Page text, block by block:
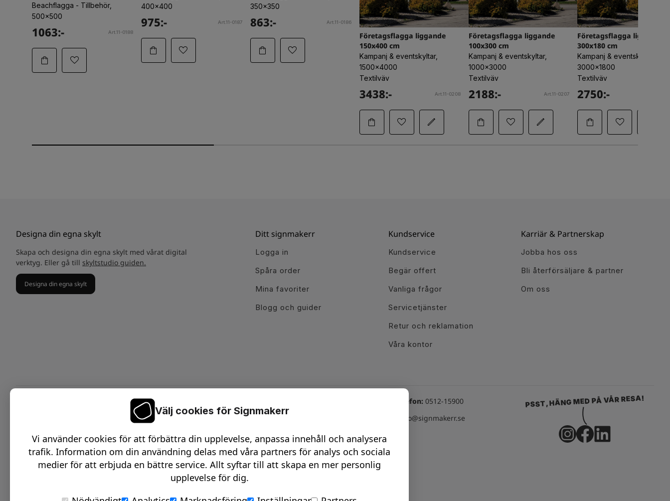
Beachflagga - Tillbehör,
500x500
1063:- Art.11-0188
400x400
975:- Art.11-0187
350x350
863:- Art.11-0186
Företagsflagga liggande
150x400 cm
Kampanj & eventskyltar,
1500x4000
Textilväv
3438:- Art.11-0208
Företagsflagga liggande
100x300 cm
Kampanj & eventskyltar,
1000x3000
Textilväv
2188:- Art.11-0207
Företagsflagga liggande
300x180 cm
Kampanj & eventskyltar,
3000x1800
Textilväv
2750:-
Designa din egna skylt
Skapa och designa din egna skylt med vårat digital
verktyg. Eller gå till skyltstudio guiden.
Designa din egna skylt
Ditt signmakerr
Logga in
Spåra order
Mina favoriter
Blogg och guider
Kundservice
Kundservice
Begär offert
Vanliga frågor
Servicetjänster
Retur och reklamation
Våra kontor
Karriär & Partnerskap
Jobba hos oss
Bli återförsäljare & partner
Om oss
Online tjänster
Online möte -
Design
Online möte -
Trollhättan
Uddevalla
Växel telefon: 0512-15900
info@signmakerr.se
PSST, HÄNG MED PÅ VÅR RESA!
Välj cookies för Signmakerr
Vi använder cookies för att förbättra din upplevelse, anpassa innehåll och analysera
trafik. Information om din användning delas med våra partners för analys och sociala
medier för att erbjuda en bättre service. Allt syftar till att skapa en mer personlig
upplevelse för dig.